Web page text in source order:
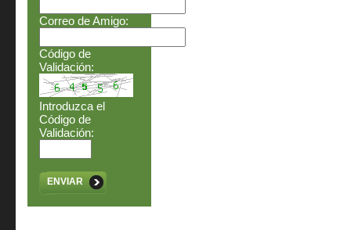
Correo de Amigo:
Código de
Validación:
Introduzca el
Código de
Validación:
ENVIAR